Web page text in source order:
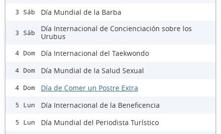
3 Sáb Día Mundial de la Barba
3 Sáb
Día Internacional de Concienciación sobre los
Urubus
4 Dom Día Internacional del Taekwondo
4 Dom Día Mundial de la Salud Sexual
4 Dom Día de Comer un Postre Extra
5 Lun Día Internacional de la Beneficencia
5 Lun Día Mundial del Periodista Turístico